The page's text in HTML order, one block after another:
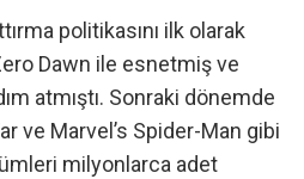
politikasını ilk olarak
Dawn ile esnetmiş ve
atmıştı. Sonraki dönemde
ve Marvel’s Spider-Man gibi
milyonlarca adet